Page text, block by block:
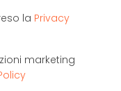
la Privacy
marketing